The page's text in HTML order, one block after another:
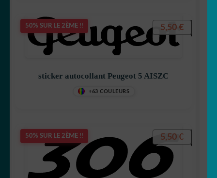
50% SUR LE 2ÈME !!
sticker autocollant Peugeot 5 AISZC
+63 COULEURS
5,50 €
50% SUR LE 2ÈME !! 5,50 €